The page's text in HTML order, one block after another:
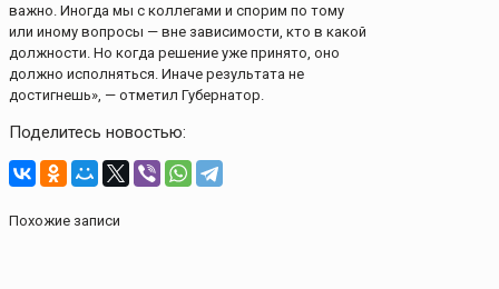
важно. Иногда мы с коллегами и спорим по тому
или иному вопросы — вне зависимости, кто в какой
должности. Но когда решение уже принято, оно
должно исполняться. Иначе результата не
достигнешь», — отметил Губернатор.
Поделитесь новостью:
Похожие записи